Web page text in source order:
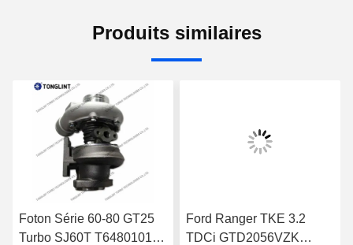
Produits similaires
Foton Série 60-80 GT25
Turbo SJ60T T64801019
Ford Ranger TKE 3.2
TDCi GTD2056VZK